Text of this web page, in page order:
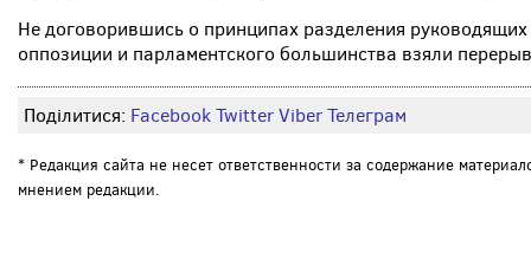
Не договорившись о принципах разделения руководящих
оппозиции и парламентского большинства взяли
Поділитися: FacebookTwitterViberТелеграм
* Редакция сайта не несет ответственности за содержание
мнением редакции.